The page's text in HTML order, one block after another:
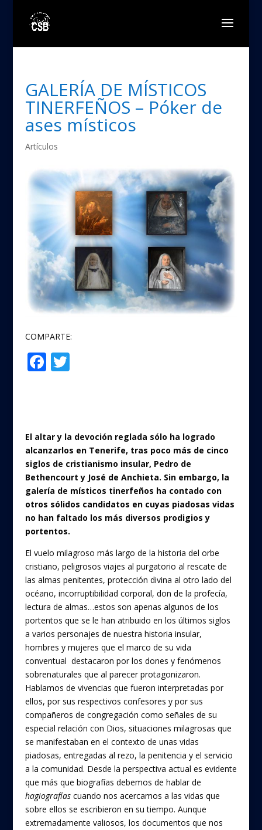
GALERÍA DE MÍSTICOS
TINERFEÑOS – Póker de
ases místicos
Artículos
COMPARTE:
F
o
o
k
T
El altar y la devoción reglada sólo ha logrado
alcanzarlos en Tenerife, tras poco más de cinco
siglos de cristianismo insular, Pedro de
Bethencourt y José de Anchieta. Sin embargo, la
galería de místicos tinerfeños ha contado con
otros sólidos candidatos en cuyas piadosas vidas
no han faltado los más diversos prodigios y
portentos.
El vuelo milagroso más largo de la historia del orbe
cristiano, peligrosos viajes al purgatorio al rescate de
las almas penitentes, protección divina al otro lado del
océano, incorruptibilidad corporal, don de la profecía,
lectura de almas…estos son apenas algunos de los
portentos que se le han atribuido en los últimos siglos
a varios personajes de nuestra historia insular,
hombres y mujeres que el marco de su vida
conventual destacaron por los dones y fenómenos
sobrenaturales que al parecer protagonizaron.
Hablamos de vivencias que fueron interpretadas por
ellos, por sus respectivos confesores y por sus
compañeros de congregación como señales de su
especial relación con Dios, situaciones milagrosas que
se manifestaban en el contexto de unas vidas
piadosas, entregadas al rezo, la penitencia y el servicio
a la comunidad. Desde la perspectiva actual es evidente
que más que biografías debemos de hablar de
hagiografíascuando nos acercamos a las vidas que
sobre ellos se escribieron en su tiempo. Aunque
extremadamente valiosos, los documentos que nos